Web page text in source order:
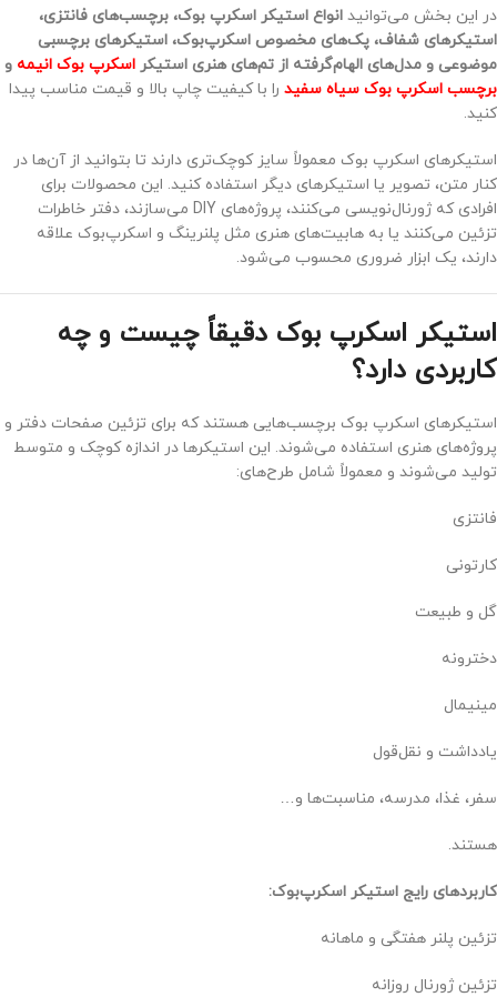
در این بخش می‌توانید انواع استیکر اسکرپ بوک، برچسب‌های فانتزی،
استیکرهای شفاف، پک‌های مخصوص اسکرپ‌بوک، استیکرهای برچسبی
موضوعی و مدل‌های الهام‌گرفته از تم‌های هنری استیکر اسکرپ بوک انیمه و
برچسب اسکرپ بوک سیاه سفید را با کیفیت چاپ بالا و قیمت مناسب پیدا
کنید.
استیکرهای اسکرپ بوک معمولاً سایز کوچک‌تری دارند تا بتوانید از آن‌ها در
کنار متن، تصویر یا استیکرهای دیگر استفاده کنید. این محصولات برای
افرادی که ژورنال‌نویسی می‌کنند، پروژه‌های DIY می‌سازند، دفتر خاطرات
تزئین می‌کنند یا به هابیت‌های هنری مثل پلنرینگ و اسکرپ‌بوک علاقه
دارند، یک ابزار ضروری محسوب می‌شود.
استیکر اسکرپ بوک دقیقاً چیست و چه
کاربردی دارد؟
استیکرهای اسکرپ بوک برچسب‌هایی هستند که برای تزئین صفحات دفتر و
پروژه‌های هنری استفاده می‌شوند. این استیکرها در اندازه کوچک و متوسط
تولید می‌شوند و معمولاً شامل طرح‌های:
فانتزی
کارتونی
گل و طبیعت
دخترونه
مینیمال
یادداشت و نقل‌قول
سفر، غذا، مدرسه، مناسبت‌ها و…
هستند.
کاربردهای رایج استیکر اسکرپ‌بوک:
تزئین پلنر هفتگی و ماهانه
تزئین ژورنال روزانه